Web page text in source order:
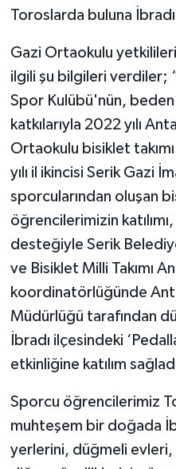
Toroslarda buluna
Gazi Ortaokulu
ilgili şu bilgileri verdiler;
Spor Kulübü'nün,
katkılarıyla 2022 yılı
Ortaokulu bisiklet
yılı il ikincisi Serik Gazi
sporcularından oluşan
öğrencilerimizin
desteğiyle Serik
ve Bisiklet Milli Takımı
koordinatörlüğünde
Müdürlüğü tarafından
İbradı ilçesindeki
etkinliğine katılım
Sporcu öğrencilerimiz
muhteşem bir doğada
yerlerini, düğmeli evleri,